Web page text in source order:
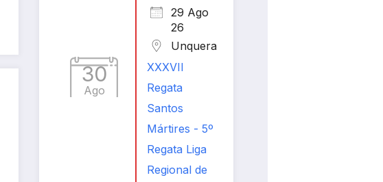
29 Ago
26
Unquera
30
Ago
XXXVII
Regata
Santos
Mártires - 5º
Regata Liga
Regional de